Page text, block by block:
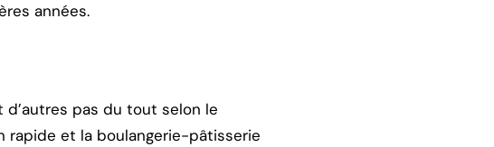
années.
pas du tout selon le
rapide et la boulangerie-pâtisserie